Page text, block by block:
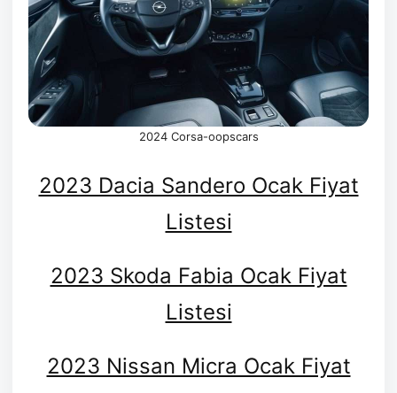
2024 Corsa-oopscars
2023 Dacia Sandero Ocak Fiyat
Listesi
2023 Skoda Fabia Ocak Fiyat
Listesi
2023 Nissan Micra Ocak Fiyat